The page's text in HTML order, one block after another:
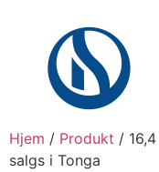
Hjem / Produkt /
salgs i Tonga